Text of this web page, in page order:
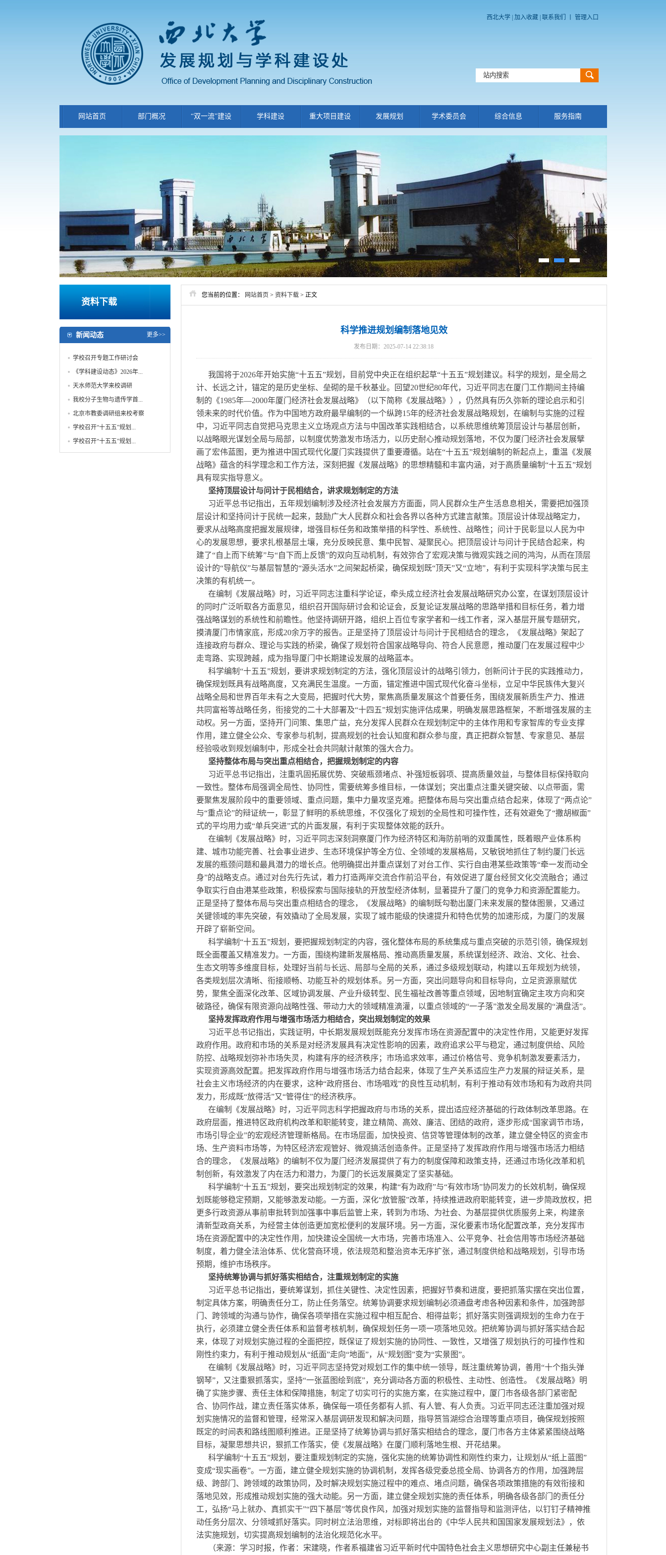
西北大学| 加入收藏 联系我们 管理入口
网站首页 部门概况 “双一流”建设 学科建设 重大项目建设 发展规划 学术委员会 综合信息 服务指南
资料下载
更多>>
新闻动态
学校召开专题工作研讨会
《学科建设动态》2026年...
天水师范大学来校调研
我校分子生物与遗传学首...
北京市教委调研组来校考察
学校召开“十五五”规划...
学校召开“十五五”规划...
您当前的位置： 网站首页 > 资料下载> 正文
科学推进规划编制落地见效
发布日期：2025-07-14 22:38:18
我国将于2026年开始实施“十五五”规划，目前党中央正在组织起草“十五五”规划建议。科学的规划，是全局之
计、长远之计，锚定的是历史坐标、垒砌的是千秋基业。回望20世纪80年代，习近平同志在厦门工作期间主持编
制的《1985年—2000年厦门经济社会发展战略》（以下简称《发展战略》），仍然具有历久弥新的理论启示和引
领未来的时代价值。作为中国地方政府最早编制的一个纵跨15年的经济社会发展战略规划，在编制与实施的过程
中，习近平同志自觉把马克思主义立场观点方法与中国改革实践相结合，以系统思维统筹顶层设计与基层创新，
以战略眼光谋划全局与局部，以制度优势激发市场活力，以历史耐心推动规划落地，不仅为厦门经济社会发展擘
画了宏伟蓝图，更为推进中国式现代化厦门实践提供了重要遵循。站在“十五五”规划编制的新起点上，重温《发展
战略》蕴含的科学理念和工作方法，深刻把握《发展战略》的思想精髓和丰富内涵，对于高质量编制“十五五”规划
具有现实指导意义。
坚持顶层设计与问计于民相结合，讲求规划制定的方法
习近平总书记指出，五年规划编制涉及经济社会发展方方面面，同人民群众生产生活息息相关，需要把加强顶
层设计和坚持问计于民统一起来，鼓励广大人民群众和社会各界以各种方式建言献策。顶层设计体现战略定力，
要求从战略高度把握发展规律，增强目标任务和政策举措的科学性、系统性、战略性；问计于民彰显以人民为中
心的发展思想，要求扎根基层土壤，充分反映民意、集中民智、凝聚民心。把顶层设计与问计于民结合起来，构
建了“自上而下统筹”与“自下而上反馈”的双向互动机制，有效弥合了宏观决策与微观实践之间的鸿沟，从而在顶层
设计的“导航仪”与基层智慧的“源头活水”之间架起桥梁，确保规划既“顶天”又“立地”，有利于实现科学决策与民主
决策的有机统一。
在编制《发展战略》时，习近平同志注重科学论证，牵头成立经济社会发展战略研究办公室，在谋划顶层设计
的同时广泛听取各方面意见，组织召开国际研讨会和论证会，反复论证发展战略的思路举措和目标任务，着力增
强战略谋划的系统性和前瞻性。他坚持调研开路，组织上百位专家学者和一线工作者，深入基层开展专题研究，
摸清厦门市情家底，形成20余万字的报告。正是坚持了顶层设计与问计于民相结合的理念，《发展战略》架起了
连接政府与群众、理论与实践的桥梁，确保了规划符合国家战略导向、符合人民意愿，推动厦门在发展过程中少
走弯路、实现跨越，成为指导厦门中长期建设发展的战略蓝本。
科学编制“十五五”规划，要讲求规划制定的方法，强化顶层设计的战略引领力，创新问计于民的实践推动力，
确保规划既具有战略高度，又充满民生温度。一方面，锚定推进中国式现代化奋斗坐标，立足中华民族伟大复兴
战略全局和世界百年未有之大变局，把握时代大势，聚焦高质量发展这个首要任务，围绕发展新质生产力、推进
共同富裕等战略任务，衔接党的二十大部署及“十四五”规划实施评估成果，明确发展思路框架，不断增强发展的主
动权。另一方面，坚持开门问策、集思广益，充分发挥人民群众在规划制定中的主体作用和专家智库的专业支撑
作用，建立健全公众、专家参与机制，提高规划的社会认知度和群众参与度，真正把群众智慧、专家意见、基层
经验吸收到规划编制中，形成全社会共同献计献策的强大合力。
坚持整体布局与突出重点相结合，把握规划制定的内容
习近平总书记指出，注重巩固拓展优势、突破瓶颈堵点、补强短板弱项、提高质量效益，与整体目标保持取向
一致性。整体布局强调全局性、协同性，需要统筹多维目标，一体谋划；突出重点注重关键突破、以点带面，需
要聚焦发展阶段中的重要领域、重点问题，集中力量攻坚克难。把整体布局与突出重点结合起来，体现了“两点论”
与“重点论”的辩证统一，彰显了鲜明的系统思维，不仅强化了规划的全局性和可操作性，还有效避免了“撒胡椒面”
式的平均用力或“单兵突进”式的片面发展，有利于实现整体效能的跃升。
在编制《发展战略》时，习近平同志深刻洞察厦门作为经济特区和海防前哨的双重属性，既着眼产业体系构
建、城市功能完善、社会事业进步、生态环境保护等全方位、全领域的发展格局，又敏锐地抓住了制约厦门长远
发展的瓶颈问题和最具潜力的增长点。他明确提出并重点谋划了对台工作、实行自由港某些政策等“牵一发而动全
身”的战略支点。通过对台先行先试，着力打造两岸交流合作前沿平台，有效促进了厦台经贸文化交流融合；通过
争取实行自由港某些政策，积极探索与国际接轨的开放型经济体制，显著提升了厦门的竞争力和资源配置能力。
正是坚持了整体布局与突出重点相结合的理念，《发展战略》的编制既勾勒出厦门未来发展的整体图景，又通过
关键领域的率先突破，有效撬动了全局发展，实现了城市能级的快速提升和特色优势的加速形成，为厦门的发展
开辟了崭新空间。
科学编制“十五五”规划，要把握规划制定的内容，强化整体布局的系统集成与重点突破的示范引领，确保规划
既全面覆盖又精准发力。一方面，围绕构建新发展格局、推动高质量发展，系统谋划经济、政治、文化、社会、
生态文明等多维度目标，处理好当前与长远、局部与全局的关系，通过多级规划联动，构建以五年规划为统领，
各类规划层次清晰、衔接顺畅、功能互补的规划体系。另一方面，突出问题导向和目标导向，立足资源禀赋优
势，聚焦全面深化改革、区域协调发展、产业升级转型、民生福祉改善等重点领域，因地制宜确定主攻方向和突
破路径，确保有限资源向战略性强、带动力大的领域精准滴灌，以重点领域的“一子落”激发全局发展的“满盘活”。
坚持发挥政府作用与增强市场活力相结合，突出规划制定的效果
习近平总书记指出，实践证明，中长期发展规划既能充分发挥市场在资源配置中的决定性作用，又能更好发挥
政府作用。政府和市场的关系是对经济发展具有决定性影响的因素，政府追求公平与稳定，通过制度供给、风险
防控、战略规划弥补市场失灵，构建有序的经济秩序；市场追求效率，通过价格信号、竞争机制激发要素活力，
实现资源高效配置。把发挥政府作用与增强市场活力结合起来，体现了生产关系适应生产力发展的辩证关系，是
社会主义市场经济的内在要求，这种“政府搭台、市场唱戏”的良性互动机制，有利于推动有效市场和有为政府共同
发力，形成既“放得活”又“管得住”的经济秩序。
在编制《发展战略》时，习近平同志科学把握政府与市场的关系，提出适应经济基础的行政体制改革思路。在
政府层面，推进特区政府机构改革和职能转变，建立精简、高效、廉洁、团结的政府，逐步形成“国家调节市场，
市场引导企业”的宏观经济管理新格局。在市场层面，加快投资、信贷等管理体制的改革，建立健全特区的资金市
场、生产资料市场等，为特区经济宏观管好、微观搞活创造条件。正是坚持了发挥政府作用与增强市场活力相结
合的理念，《发展战略》的编制不仅为厦门经济发展提供了有力的制度保障和政策支持，还通过市场化改革和机
制创新，有效激发了内在活力和潜力，为厦门的长远发展奠定了坚实基础。
科学编制“十五五”规划，要突出规划制定的效果，构建“有为政府”与“有效市场”协同发力的长效机制，确保规
划既能够稳定预期，又能够激发动能。一方面，深化“放管服”改革，持续推进政府职能转变，进一步简政放权，把
更多行政资源从事前审批转到加强事中事后监管上来，转到为市场、为社会、为基层提供优质服务上来，构建亲
清新型政商关系，为经营主体创造更加宽松便利的发展环境。另一方面，深化要素市场化配置改革，充分发挥市
场在资源配置中的决定性作用，加快建设全国统一大市场，完善市场准入、公平竞争、社会信用等市场经济基础
制度，着力健全法治体系、优化营商环境，依法规范和整治资本无序扩张，通过制度供给和战略规划，引导市场
预期，维护市场秩序。
坚持统筹协调与抓好落实相结合，注重规划制定的实施
习近平总书记指出，要统筹谋划，抓住关键性、决定性因素，把握好节奏和进度，要把抓落实摆在突出位置，
制定具体方案，明确责任分工，防止任务落空。统筹协调要求规划编制必须通盘考虑各种因素和条件，加强跨部
门、跨领域的沟通与协作，确保各项举措在实施过程中相互配合、相得益彰；抓好落实则强调规划的生命力在于
执行，必须建立健全责任体系和监督考核机制，确保规划任务一项一项落地见效。把统筹协调与抓好落实结合起
来，体现了对规划实施过程的全面把控，既保证了规划实施的协同性、一致性，又增强了规划执行的可操作性和
刚性约束力，有利于推动规划从“纸面”走向“地面”，从“规划图”变为“实景图”。
在编制《发展战略》时，习近平同志坚持党对规划工作的集中统一领导，既注重统筹协调，善用“十个指头弹
钢琴”，又注重狠抓落实，坚持“一张蓝图绘到底”，充分调动各方面的积极性、主动性、创造性。《发展战略》明
确了实施步骤、责任主体和保障措施，制定了切实可行的实施方案，在实施过程中，厦门市各级各部门紧密配
合、协同作战，建立责任落实体系，确保每一项任务都有人抓、有人管、有人负责。习近平同志还注重加强对规
划实施情况的监督和管理，经常深入基层调研发现和解决问题，指导筼筜湖综合治理等重点项目，确保规划按照
既定的时间表和路线图顺利推进。正是坚持了统筹协调与抓好落实相结合的理念，厦门市各方主体紧紧围绕战略
目标，凝聚思想共识，狠抓工作落实，使《发展战略》在厦门顺利落地生根、开花结果。
科学编制“十五五”规划，要注重规划制定的实施，强化实施的统筹协调性和刚性约束力，让规划从“纸上蓝图”
变成“现实画卷”。一方面，建立健全规划实施的协调机制，发挥各级党委总揽全局、协调各方的作用，加强跨层
级、跨部门、跨领域的政策协同，及时解决规划实施过程中的难点、堵点问题，确保各项政策措施的有效衔接和
落地见效，形成推动规划实施的强大动能。另一方面，建立健全规划实施的责任体系，明确各级各部门的责任分
工，弘扬“马上就办、真抓实干”“四下基层”等优良作风，加强对规划实施的监督指导和监测评估，以钉钉子精神推
动任务分层次、分领域抓好落实。同时树立法治思维，对标即将出台的《中华人民共和国国家发展规划法》，依
法实施规划，切实提高规划编制的法治化规范化水平。
（来源：学习时报，作者：宋建晓，作者系福建省习近平新时代中国特色社会主义思想研究中心副主任兼秘书